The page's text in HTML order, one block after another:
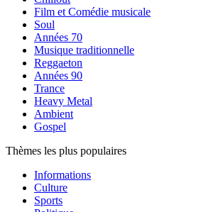
Film et Comédie musicale
Soul
Années 70
Musique traditionnelle
Reggaeton
Années 90
Trance
Heavy Metal
Ambient
Gospel
Thèmes les plus populaires
Informations
Culture
Sports